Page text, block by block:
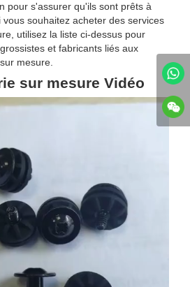
pour s'assurer qu'ils sont prêts à
souhaitez acheter des services
utilisez la liste ci-dessus pour
et fabricants liés aux
mesure.
sur mesure Vidéo